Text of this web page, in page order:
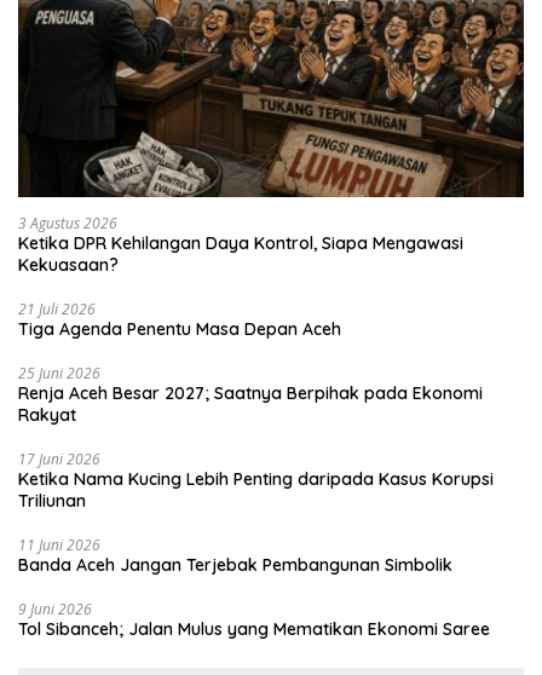
3 Agustus 2026
Ketika DPR Kehilangan Daya Kontrol, Siapa Mengawasi
Kekuasaan?
21 Juli 2026
Tiga Agenda Penentu Masa Depan Aceh
25 Juni 2026
Renja Aceh Besar 2027; Saatnya Berpihak pada Ekonomi
Rakyat
17 Juni 2026
Ketika Nama Kucing Lebih Penting daripada Kasus Korupsi
Triliunan
11 Juni 2026
Banda Aceh Jangan Terjebak Pembangunan Simbolik
9 Juni 2026
Tol Sibanceh; Jalan Mulus yang Mematikan Ekonomi Saree